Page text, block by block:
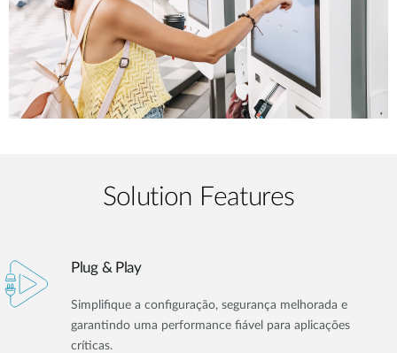
Solution Features
Plug & Play
Simplifique a configuração, segurança melhorada e
garantindo uma performance fiável para aplicações
críticas.